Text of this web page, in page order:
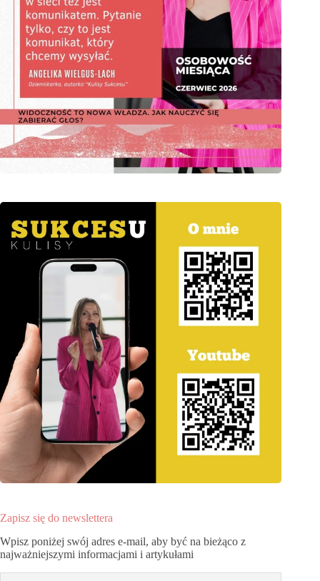
Zapisz się do newslettera
Wpisz poniżej swój adres e-mail, aby być na bieżąco z
najważniejszymi informacjami i artykułami